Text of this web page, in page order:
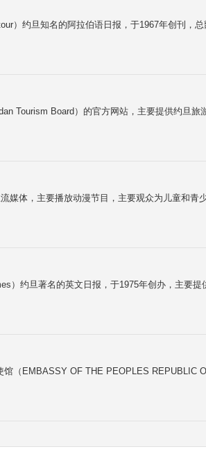
）约旦知名的阿拉伯语日报，于1967年创刊，
Tourism Board）的官方网站，主要提供约旦旅
媒体，主要播放动漫节目，主要观众为儿童和青
）约旦著名的英文日报，于1975年创办，主要
馆（EMBASSY OF THE PEOPLES REPUBLIC